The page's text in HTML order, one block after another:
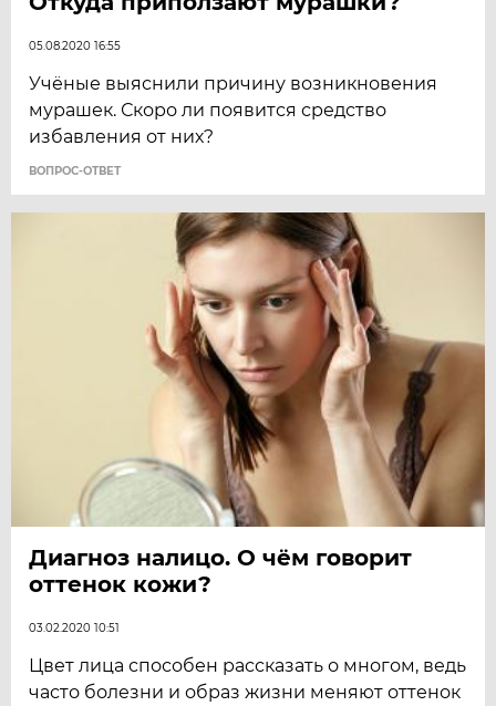
05.08.2020 16:55
Учёные выяснили причину возникновения
мурашек. Скоро ли появится средство
избавления от них?
ВОПРОС-ОТВЕТ
Диагноз налицо. О чём говорит
оттенок кожи?
03.02.2020 10:51
Цвет лица способен рассказать о многом, ведь
часто болезни и образ жизни меняют оттенок